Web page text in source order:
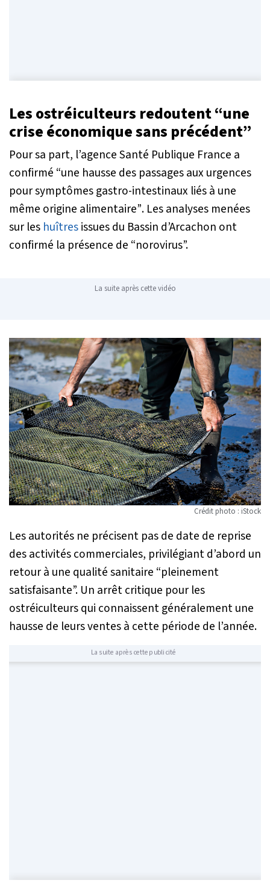
Les ostréiculteurs redoutent “une
crise économique sans précédent”
Pour sa part, l’agence Santé Publique France a
confirmé “une hausse des passages aux urgences
pour symptômes gastro-intestinaux liés à une
même origine alimentaire”. Les analyses menées
sur les huîtresissues du Bassin d’Arcachon ont
confirmé la présence de “norovirus”.
La suite après cette vidéo
Crédit photo : iStock
Les autorités ne précisent pas de date de reprise
des activités commerciales, privilégiant d’abord un
retour à une qualité sanitaire “pleinement
satisfaisante”. Un arrêt critique pour les
ostréiculteurs qui connaissent généralement une
hausse de leurs ventes à cette période de l’année.
La suite après cette publicité